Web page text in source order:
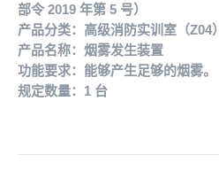
部令 2019 年第 5 号）
产品分类：高级消防实训室（Z04）
产品名称：烟雾发生装置
功能要求：能够产生足够的烟雾。
规定数量：1 台